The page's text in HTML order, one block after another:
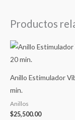
Productos
Anillo Estimulador
min.
Anillos
$25,500.00